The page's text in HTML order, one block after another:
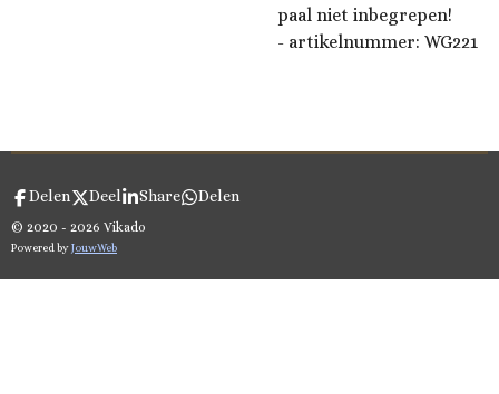
paal niet inbegrepen!
- artikelnummer: WG221
Delen Deel Share Delen
© 2020 - 2026 Vikado
Powered byJouwWeb